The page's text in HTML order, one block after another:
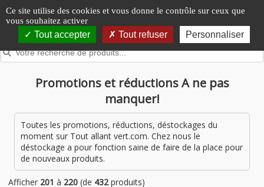
Panneau de gestion des cookies
Ce site utilise des cookies et vous donne le contrôle sur ceux que
vous souhaitez activer
Tout accepter Tout refuser Personnaliser
Promotions et réductions A ne pas
manquer!
Toutes les promotions, réductions, déstockages du
moment sur Tout allant vert.com. Chez nous le
déstockage a pour fonction saine de faire de la place pour
de nouveaux produits.
Afficher 201 à 220 (de 432produits)